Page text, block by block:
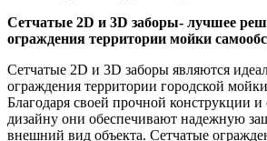
Сетчатые 2D и 3D заборы- лучшее
ограждения территории мойки
Сетчатые 2D и 3D заборы являются
ограждения территории городской
Благодаря своей прочной конструкции
дизайну они обеспечивают надежную
внешний вид объекта. Сетчатые